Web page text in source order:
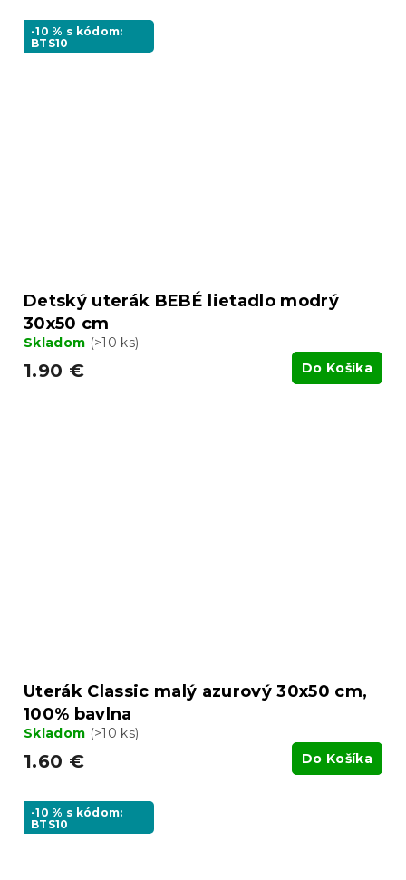
-10 % s kódom:
BTS10
Detský uterák BEBÉ lietadlo modrý
30x50 cm
Skladom (>10 ks)
1.90 € Do Košíka
Uterák Classic malý azurový 30x50 cm,
100% bavlna
Skladom (>10 ks)
1.60 € Do Košíka
-10 % s kódom:
BTS10